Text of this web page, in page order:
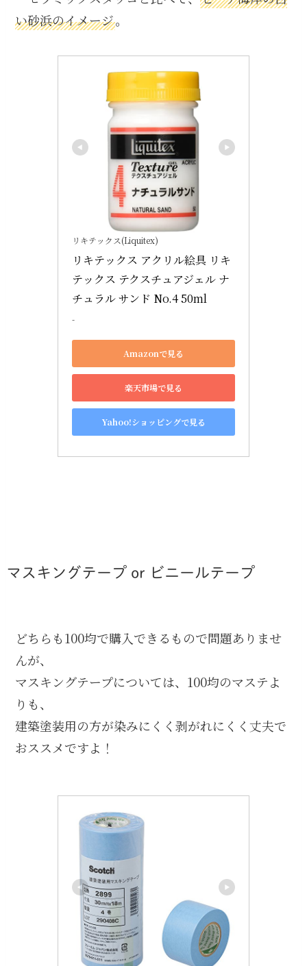
い砂浜のイメージ。
リキテックス(Liquitex)
リキテックス アクリル絵具 リキ
テックス テクスチュアジェル ナ
チュラル サンド No.4 50ml
-
Amazonで見る
楽天市場で見る
Yahoo!ショッピングで見る
マスキングテープ or ビニールテープ
どちらも100均で購入できるもので問題ありませ
んが、
マスキングテープについては、100均のマステよ
りも、
建築塗装用の方が染みにくく剥がれにくく丈夫で
おススメですよ！